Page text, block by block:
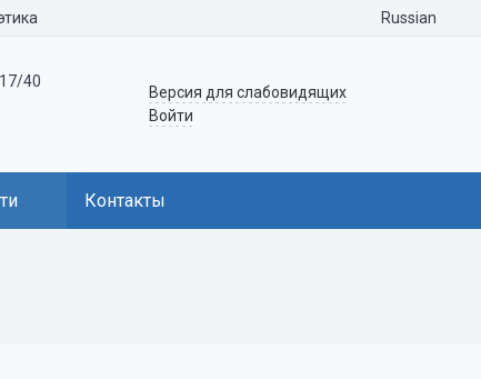
Russian
40
Версия для слабовидящих
Войти
Контакты